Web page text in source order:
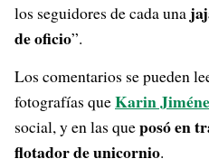
los seguidores de cada una
de oficio”.
Los comentarios se pueden
fotografías queKarin
social, y en las queposó en
flotador de unicornio.